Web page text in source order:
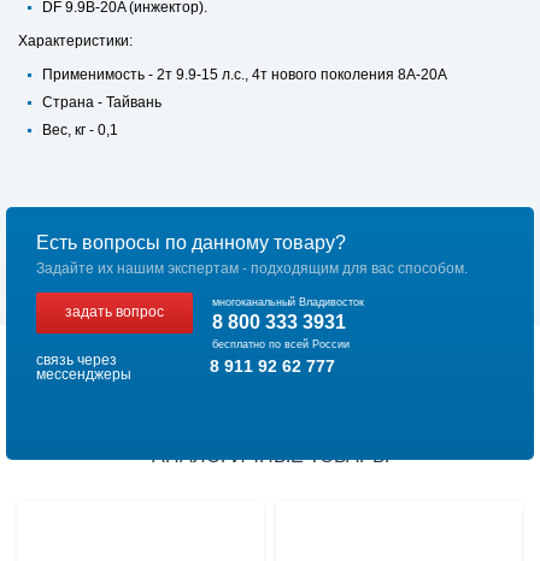
DF 9.9B-20A (инжектор).
Характеристики:
Применимость - 2т 9.9-15 л.с., 4т нового поколения 8А-20А
Страна - Тайвань
Вес, кг - 0,1
Есть вопросы по данному товару?
Задайте их нашим экспертам - подходящим для вас способом.
задать вопрос
многоканальный Владивосток
8 800 333 3931
бесплатно по всей России
связь через
мессенджеры
8 911 92 62 777
АНАЛОГИЧНЫЕ ТОВАРЫ